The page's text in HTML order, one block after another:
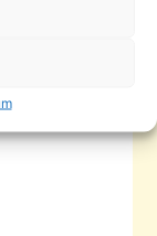
im KIEZBÜRO
am